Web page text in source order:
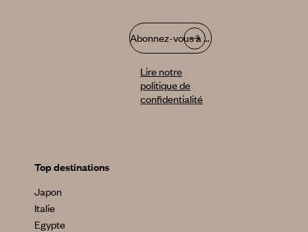
Abonnez-vous à notre infolettre
Lire notre
politique de
confidentialité
Top destinations
Japon
Italie
Egypte